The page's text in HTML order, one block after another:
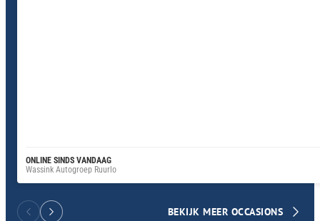
ONLINE SINDS VANDAAG
Wassink Autogroep Ruurlo
BEKIJK MEER OCCASIONS